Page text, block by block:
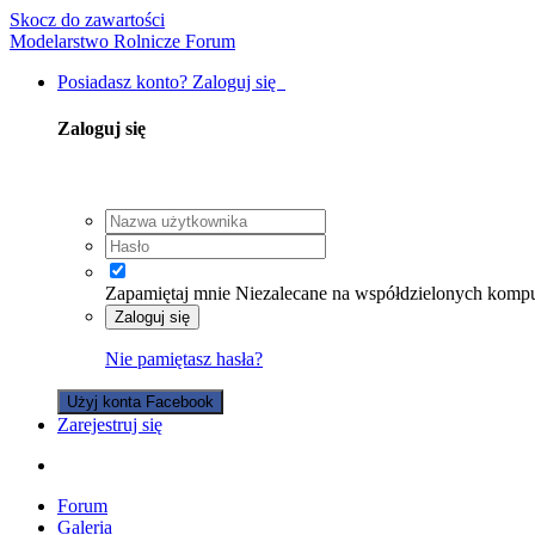
Skocz do zawartości
Modelarstwo Rolnicze Forum
Posiadasz konto? Zaloguj się
Zaloguj się
Zapamiętaj mnie Niezalecane na współdzielonych
Zaloguj się
Nie pamiętasz hasła?
Użyj konta Facebook
Zarejestruj się
Forum
Galeria